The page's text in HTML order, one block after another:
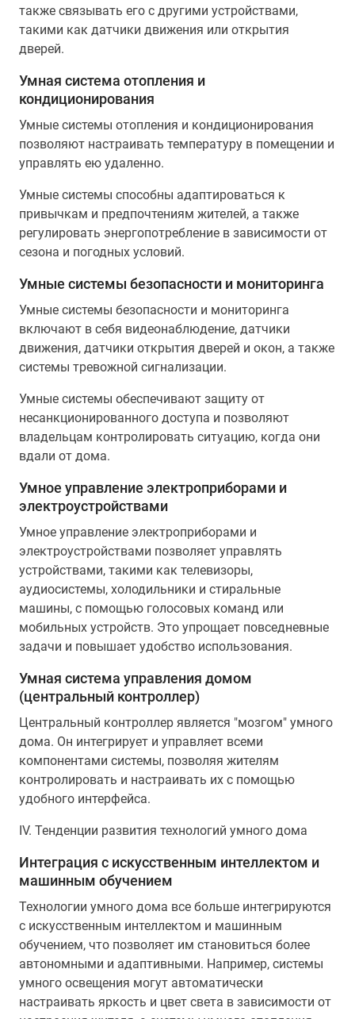
также связывать его с другими устройствами,
такими как датчики движения или открытия
дверей.
Умная система отопления и
кондиционирования
Умные системы отопления и кондиционирования
позволяют настраивать температуру в помещении и
управлять ею удаленно.
Умные системы способны адаптироваться к
привычкам и предпочтениям жителей, а также
регулировать энергопотребление в зависимости от
сезона и погодных условий.
Умные системы безопасности и мониторинга
Умные системы безопасности и мониторинга
включают в себя видеонаблюдение, датчики
движения, датчики открытия дверей и окон, а также
системы тревожной сигнализации.
Умные системы обеспечивают защиту от
несанкционированного доступа и позволяют
владельцам контролировать ситуацию, когда они
вдали от дома.
Умное управление электроприборами и
электроустройствами
Умное управление электроприборами и
электроустройствами позволяет управлять
устройствами, такими как телевизоры,
аудиосистемы, холодильники и стиральные
машины, с помощью голосовых команд или
мобильных устройств. Это упрощает повседневные
задачи и повышает удобство использования.
Умная система управления домом
(центральный контроллер)
Центральный контроллер является "мозгом" умного
дома. Он интегрирует и управляет всеми
компонентами системы, позволяя жителям
контролировать и настраивать их с помощью
удобного интерфейса.
IV. Тенденции развития технологий умного дома
Интеграция с искусственным интеллектом и
машинным обучением
Технологии умного дома все больше интегрируются
с искусственным интеллектом и машинным
обучением, что позволяет им становиться более
автономными и адаптивными. Например, системы
умного освещения могут автоматически
настраивать яркость и цвет света в зависимости от